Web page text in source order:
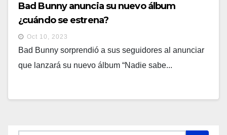
Bad Bunny anuncia su nuevo álbum
¿cuándo se estrena?
Oct 10, 2023
Bad Bunny sorprendió a sus seguidores al anunciar
que lanzará su nuevo álbum “Nadie sabe...